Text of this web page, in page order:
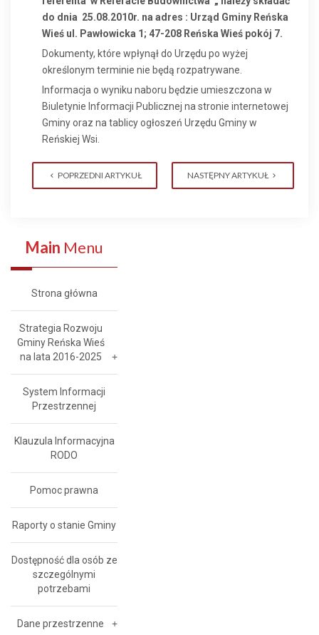
do dnia 25.08.2010r. na adres : Urząd Gminy Reńska
Wieś ul. Pawłowicka 1; 47-208 Reńska Wieś pokój 7.
Dokumenty, które wpłynął do Urzędu po wyżej
określonym terminie nie będą rozpatrywane.
Informacja o wyniku naboru będzie umieszczona w
Biuletynie Informacji Publicznej na stronie internetowej
Gminy oraz na tablicy ogłoszeń Urzędu Gminy w
Reńskiej Wsi.
POPRZEDNI ARTYKUŁ NASTĘPNY ARTYKUŁ
Main Menu
Strona główna
Strategia Rozwoju
Gminy Reńska Wieś
na lata 2016-2025
System Informacji
Przestrzennej
Klauzula Informacyjna
RODO
Pomoc prawna
Raporty o stanie Gminy
Dostępność dla osób ze
szczególnymi
potrzebami
Dane przestrzenne